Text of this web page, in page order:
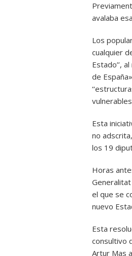
avalaba
Los
cualquier
Estado’’,
de
Esta
no
los 19
Horas
el que se
nuevo
Esta
consultivo
Artur Mas